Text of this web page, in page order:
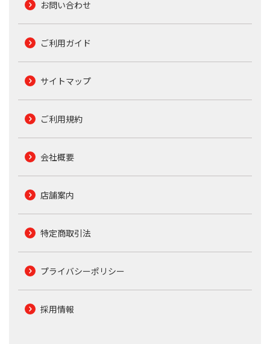
お問い合わせ
ご利用ガイド
サイトマップ
ご利用規約
会社概要
店舗案内
特定商取引法
プライバシーポリシー
採用情報